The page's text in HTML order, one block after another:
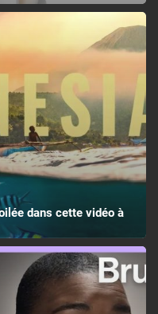
dans cette vidéo à